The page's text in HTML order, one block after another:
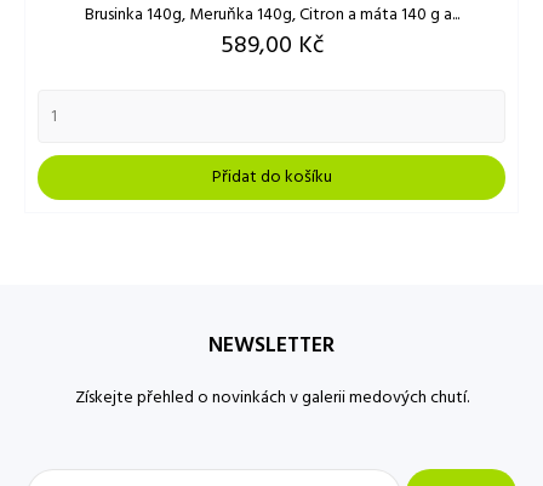
Brusinka 140g, Meruňka 140g, Citron a máta 140 g a...
Cena
589,00 Kč
Přidat do košíku
NEWSLETTER
Získejte přehled o novinkách v galerii medových chutí.